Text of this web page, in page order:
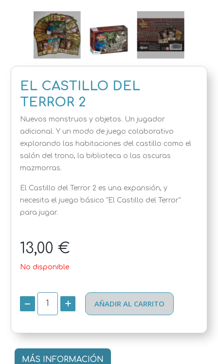
EL CASTILLO DEL
TERROR 2
Nuevos monstruos y objetos. Un jugador
adicional. Y un modo de juego colaborativo
explorando las habitaciones del castillo como el
salón del trono, la biblioteca o las oscuras
mazmorras.
El Castillo del Terror 2 es una expansión, y
necesita el juego básico "El Castillo del Terror"
para jugar.
13,00 €
No disponible
AÑADIR AL CARRITO
MÁS INFORMACIÓN